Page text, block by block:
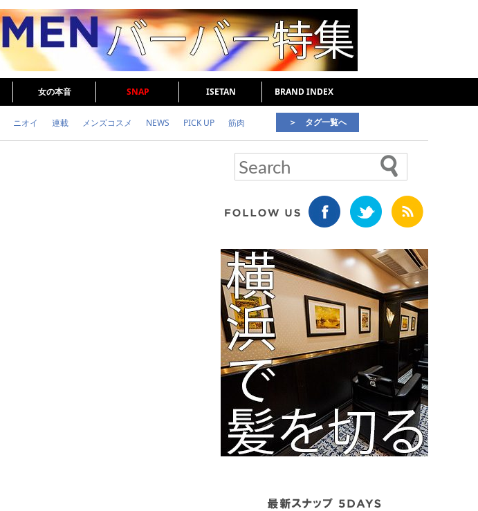
女の本音 SNAP ISETAN BRAND INDEX
ニオイ 連載 メンズコスメ NEWS PICK UP 筋肉
頭皮ケア
＞ タグ一覧へ